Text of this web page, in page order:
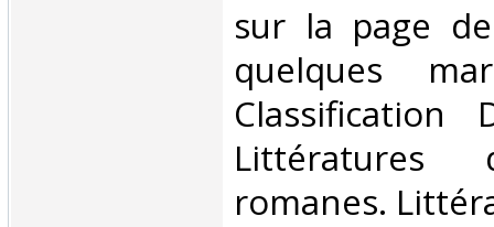
sur la page
quelques
Classification
Littératures
romanes.